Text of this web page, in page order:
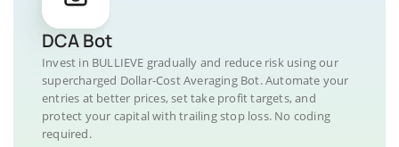
DCA Bot
Invest in BULLIEVE gradually and reduce risk using our
supercharged Dollar-Cost Averaging Bot. Automate your
entries at better prices, set take profit targets, and
protect your capital with trailing stop loss. No coding
required.